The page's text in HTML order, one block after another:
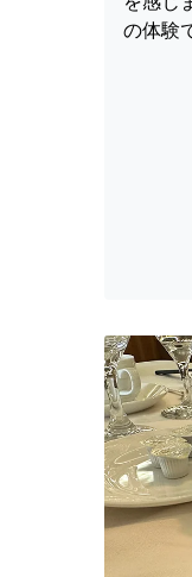
の体験